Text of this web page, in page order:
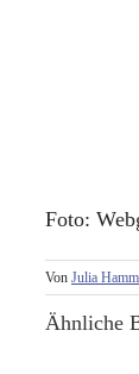
Foto:
Von Julia
Ähnliche